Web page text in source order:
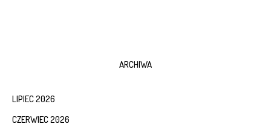
ARCHIWA
LIPIEC 2026
CZERWIEC 2026